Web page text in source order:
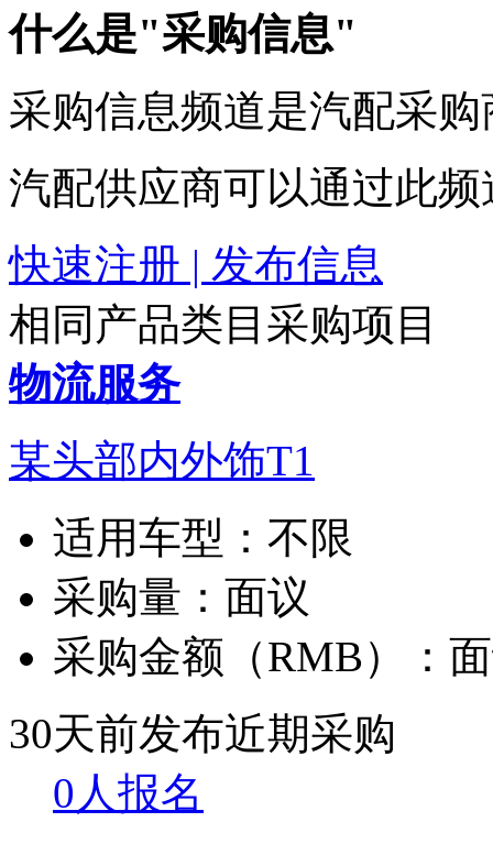
什么是"采购信息"
采购信息频道是汽配采
汽配供应商可以通过此
快速注册 | 发布信息
相同产品类目采购项目
物流服务
某头部内外饰T1
适用车型： 不限
采购量： 面议
采购金额（RMB）：
30天前发布近期采购
0人报名